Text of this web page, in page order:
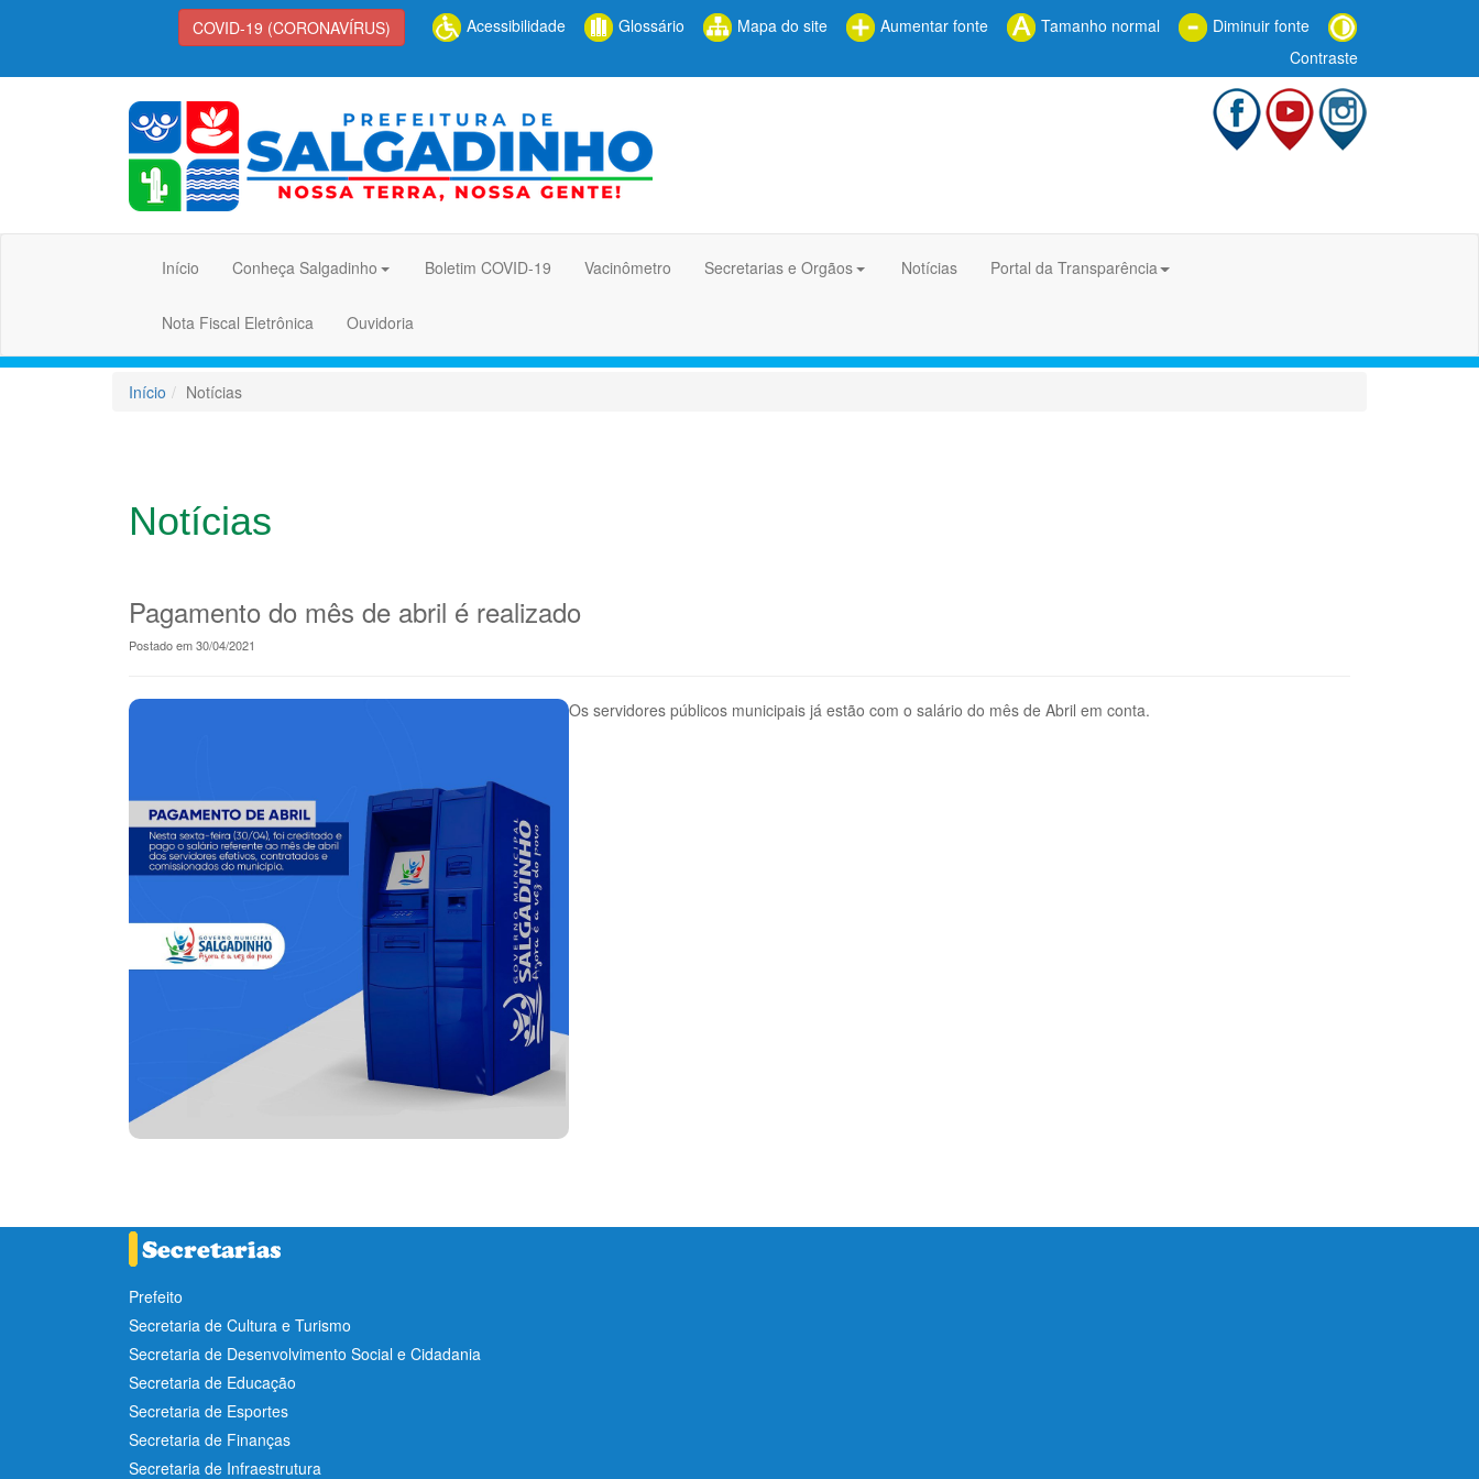
COVID-19 (CORONAVÍRUS) Acessibilidade Glossário Mapa do site Aumentar fonte Tamanho normal
Diminuir fonte
Contraste
Início Conheça Salgadinho Boletim COVID-19 Vacinômetro Secretarias e Orgãos Notícias Portal da Transparência
Nota Fiscal Eletrônica Ouvidoria
Início Notícias
Notícias
Pagamento do mês de abril é realizado
Postado em 30/04/2021
Os servidores públicos municipais já estão com o salário do mês de Abril em conta.
Prefeito
Secretaria de Cultura e Turismo
Secretaria de Desenvolvimento Social e Cidadania
Secretaria de Educação
Secretaria de Esportes
Secretaria de Finanças
Secretaria de Infraestrutura